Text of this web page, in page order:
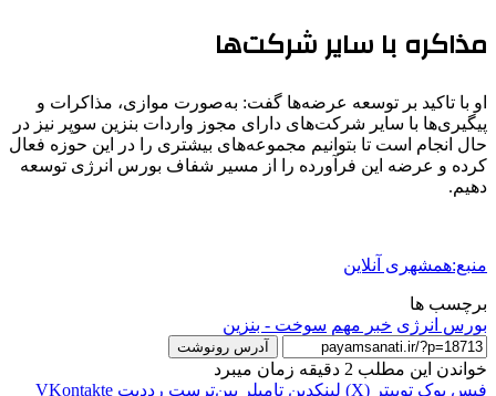
مذاکره با سایر شرکت‌ها
او با تاکید بر توسعه عرضه‌ها گفت: به‌صورت موازی، مذاکرات و
پیگیری‌ها با سایر شرکت‌های دارای مجوز واردات بنزین سوپر نیز در
حال انجام است تا بتوانیم مجموعه‌های بیشتری را در این حوزه فعال
کرده و عرضه این فرآورده را از مسیر شفاف بورس انرژی توسعه
دهیم.
منبع:همشهری آنلاین
برچسب ها
بورس انرژی خبر مهم سوخت - بنزین
آدرس رونوشت
خواندن این مطلب 2 دقیقه زمان میبرد
فیس بوک توییتر (X) لینکدین ‫تامبلر ‫پین‌ترست ‫رددیت ‫VKontakte